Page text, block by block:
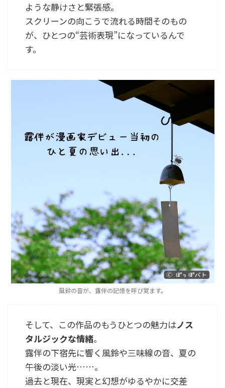
ような静けさと緊張感。
スクリーンの向こうで流れる時間そのもの
が、ひとつの“芸術表現”になっているんで
す。
風鈴の音が、露伴の記憶を呼び覚ます。
そして、この作品のもうひとつの魅力はノス
タルジックな情緒。
露伴の下宿先に響く風鈴や三味線の音、夏の
午後の淡い光……。
過去と現在、現実と幻想がゆるやかに交差